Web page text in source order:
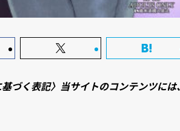
基づく表記〉当サイトのコンテンツに